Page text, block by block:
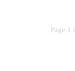
Page 1